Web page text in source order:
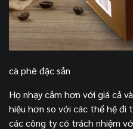
cà phê đặc sản
Họ nhạy cảm hơn với giá cả
hiệu hơn so với các thế hệ đi
các công ty có trách nhiệm